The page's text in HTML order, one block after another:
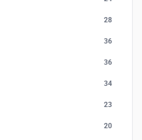
28
36
36
34
23
20